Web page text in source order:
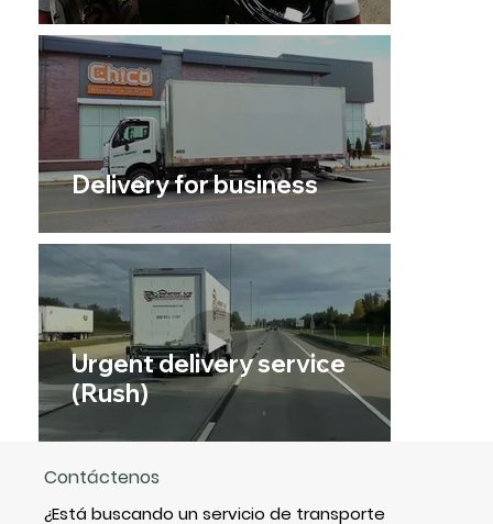
Delivery for business
Urgent delivery service
(Rush)
Contáctenos
¿Está buscando un servicio de transporte